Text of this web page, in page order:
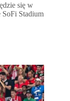
się w
SoFi Stadium